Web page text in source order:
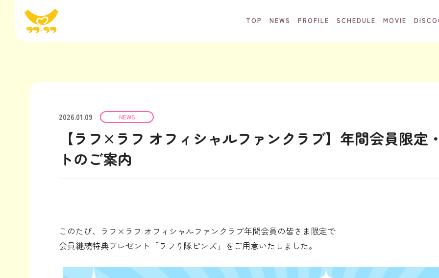
TOP NEWS PROFILE SCHEDULE MOVIE
2026.01.09 NEWS
【ラフ×ラフ オフィシャルファンクラブ】年間会員限定
トのご案内
このたび、ラフ×ラフ オフィシャルファンクラブ年間会員の皆さま限定で
会員継続特典プレゼント「ラフり隊ピンズ」をご用意いたしました。